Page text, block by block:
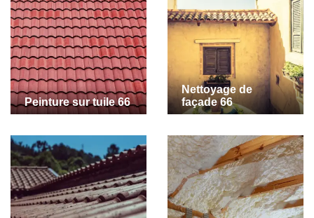
Peinture sur tuile 66
Nettoyage de
façade 66